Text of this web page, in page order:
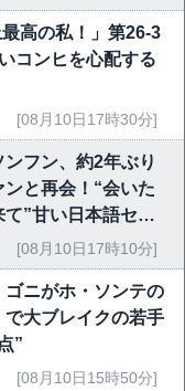
高の私！」第26-3
コンヒを心配する
[08月10日17時30分]
ンフン、約2年ぶり
と再会！“会いた
”甘い日本語セリ
[08月10日17時10分]
ゴニがホ・ソンテの
大ブレイクの若手
”
[08月10日15時50分]